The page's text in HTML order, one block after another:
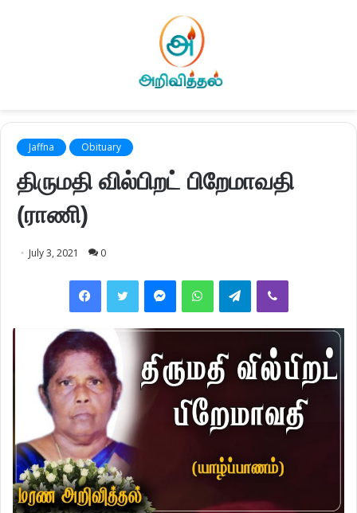
Jaffna Obituary
திருமதி வில்பிறட் பிறேமாவதி
(ராணி)
July 3, 2021 0
FacebookTwitter MessengerWhatsAppTelegramViber